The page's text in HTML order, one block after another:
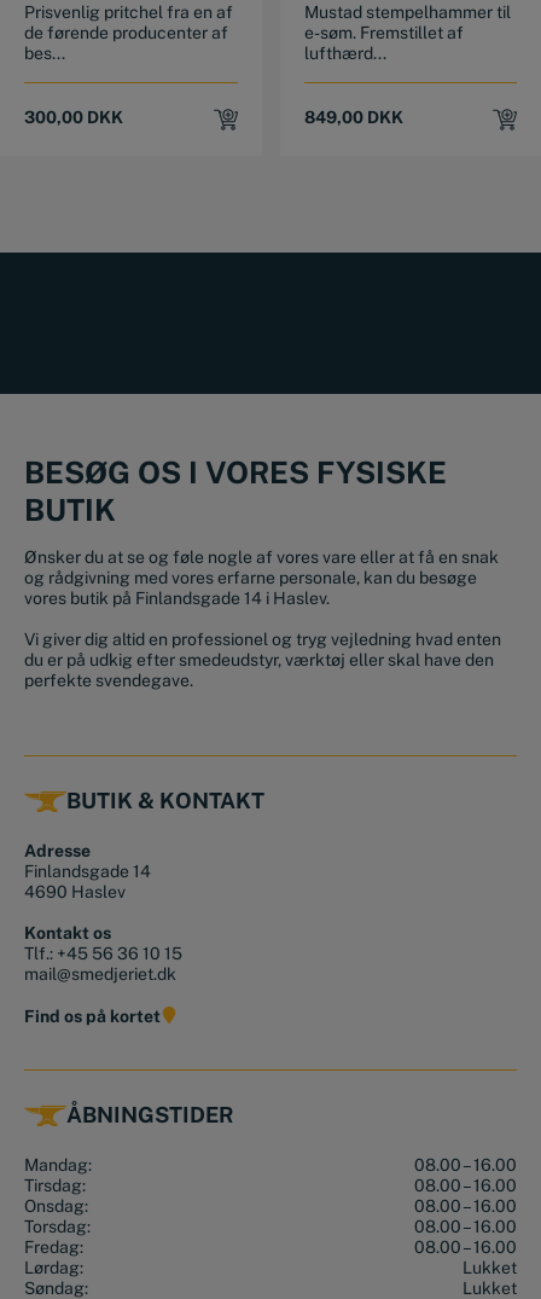
Prisvenlig pritchel fra en af
de førende producenter af
bes...
300,00 DKK
Mustad stempelhammer til
e-søm. Fremstillet af
lufthærd...
849,00 DKK
BESØG OS I VORES FYSISKE
BUTIK
Ønsker du at se og føle nogle af vores vare eller at få en snak
og rådgivning med vores erfarne personale, kan du besøge
vores butik på Finlandsgade 14 i Haslev.
Vi giver dig altid en professionel og tryg vejledning hvad enten
du er på udkig efter smedeudstyr, værktøj eller skal have den
perfekte svendegave.
BUTIK & KONTAKT
Adresse
Finlandsgade 14
4690 Haslev
Kontakt os
Tlf.: +45 56 36 10 15
mail@smedjeriet.dk
Find os på kortet
ÅBNINGSTIDER
Mandag:
08.00 – 16.00
Tirsdag:
08.00 – 16.00
Onsdag:
08.00 – 16.00
Torsdag:
08.00 – 16.00
Fredag:
08.00 – 16.00
Lørdag:
Lukket
Søndag:
Lukket